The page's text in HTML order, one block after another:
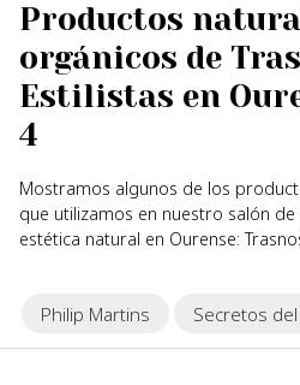
Productos
orgánicos de
Estilistas en
4
Mostramos algunos de los
que utilizamos en nuestro salón
estética natural en Ourense:
Philip Martins Secretos